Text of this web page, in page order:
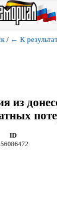
/ ← К
из
ID
56086472